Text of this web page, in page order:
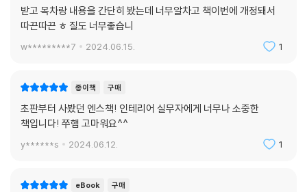
저자의 유튜브 채널 ‘쭈햄’에서는 새롭게 업데이트되는 스케치업과 엔스케
이프의 최신 정보까지 확인할 수 있습니다. 저자가 운영하는 카카오톡 오
픈 채팅방 ‘스케치업 연구소’와 ‘엔스케이프 연구소’에 참여하면 어려움을
이런 분께 추천해요!
√ 크리틱 직전 렌더링을 할 때마다 밤새우는 건축˙실내 디자인과 전공생
√ 오래 걸리는 브이레이 렌더링에 지친 렌더러라면 누구나!
받고 목차랑 내용을 간단히 봤는데 너무알차고 책이번에 개정돼서
따끈따끈 ㅎ 질도 너무좋습니
w*********7 2024.06.15. 1
종이책 구매
초판부터 사봤던 엔스책! 인테리어 실무자에게 너무나 소중한
책입니다! 쭈햄 고마워요^^
y******s 2024.06.12. 1
eBook 구매